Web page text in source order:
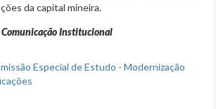
da capital mineira.
Institucional